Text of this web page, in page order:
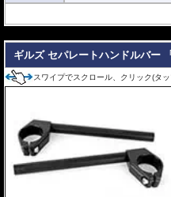
ギルズ セパレートハンドルバー
スワイプでスクロール、クリック(タ